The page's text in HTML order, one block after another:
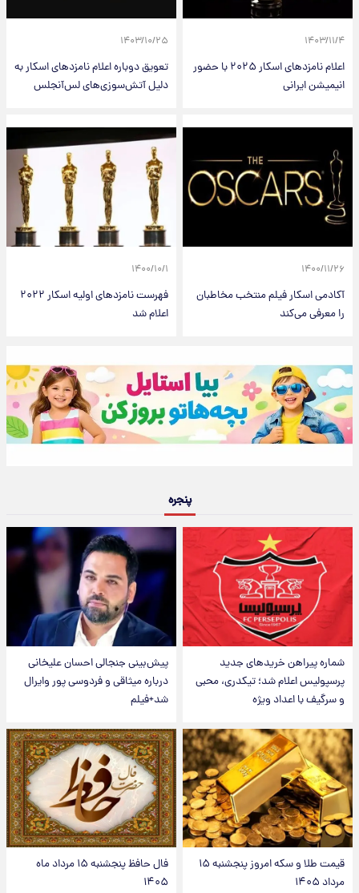
۱۴۰۳/۱۱/۴
اعلام نامزدهای اسکار ۲۰۲۵ با حضور
انیمیشن ایرانی
۱۴۰۳/۱۰/۲۵
تعویق دوباره اعلام نامزد‌های اسکار به
دلیل آتش‌سوزی‌های لس‌آنجلس
۱۴۰۰/۱۱/۲۶
آکادمی اسکار فیلم منتخب مخاطبان
را معرفی می‌کند
۱۴۰۰/۱۰/۱
فهرست نامزدهای اولیه اسکار ۲۰۲۲
اعلام شد
پنجره
شماره پیراهن خریدهای جدید
پرسپولیس اعلام شد؛ تیکدری، محبی
و سرگیف با اعداد ویژه
پیش‌بینی جنجالی احسان علیخانی
درباره میثاقی و فردوسی پور وایرال
شد+فیلم
قیمت طلا و سکه امروز پنجشنبه ۱۵
مرداد ۱۴۰۵
فال حافظ پنجشنبه ۱۵ مرداد ماه
۱۴۰۵